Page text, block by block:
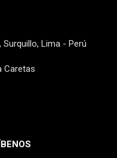
Surquillo, Lima - Perú
Caretas